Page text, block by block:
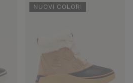
NUOVI COLORI